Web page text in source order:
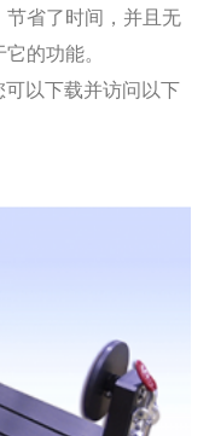
省了时间，并且无
的功能。
以下载并访问以下